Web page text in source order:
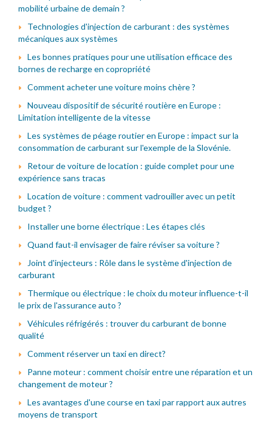
mobilité urbaine de demain ?
Technologies d'injection de carburant : des systèmes
mécaniques aux systèmes
Les bonnes pratiques pour une utilisation efficace des
bornes de recharge en copropriété
Comment acheter une voiture moins chère ?
Nouveau dispositif de sécurité routière en Europe :
Limitation intelligente de la vitesse
Les systèmes de péage routier en Europe : impact sur la
consommation de carburant sur l'exemple de la Slovénie.
Retour de voiture de location : guide complet pour une
expérience sans tracas
Location de voiture : comment vadrouiller avec un petit
budget ?
Installer une borne électrique : Les étapes clés
Quand faut-il envisager de faire réviser sa voiture ?
Joint d'injecteurs : Rôle dans le système d'injection de
carburant
Thermique ou électrique : le choix du moteur influence-t-il
le prix de l'assurance auto ?
Véhicules réfrigérés : trouver du carburant de bonne
qualité
Comment réserver un taxi en direct?
Panne moteur : comment choisir entre une réparation et un
changement de moteur ?
Les avantages d'une course en taxi par rapport aux autres
moyens de transport